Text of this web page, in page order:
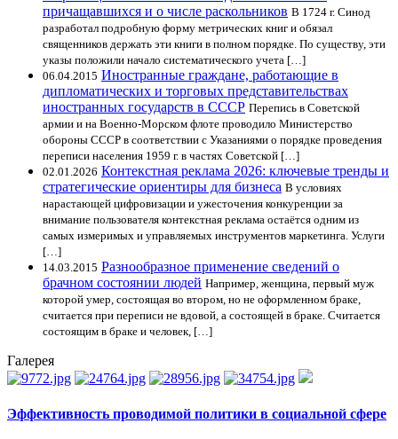
причащавшихся и о числе раскольников В 1724 г. Синод
разработал подробную форму метрических книг и обязал
священников держать эти книги в полном порядке. По существу, эти
указы положили начало систематического учета […]
06.04.2015 Иностранные граждане, работающие в
дипломатических и торговых представительствах
иностранных государств в СССР Перепись в Советской
армии и на Военно-Морском флоте проводило Министерство
обороны СССР в соответствии с Указаниями о порядке проведения
переписи населения 1959 г. в частях Советской […]
02.01.2026 Контекстная реклама 2026: ключевые тренды и
стратегические ориентиры для бизнеса В условиях
нарастающей цифровизации и ужесточения конкуренции за
внимание пользователя контекстная реклама остаётся одним из
самых измеримых и управляемых инструментов маркетинга. Услуги
[…]
14.03.2015 Разнообразное применение сведений о
брачном состоянии людей Например, женщина, первый муж
которой умер, состоящая во втором, но не оформленном браке,
считается при переписи не вдовой, а состоящей в браке. Считается
состоящим в браке и человек, […]
Галерея
Эффективность проводимой политики в социальной сфере